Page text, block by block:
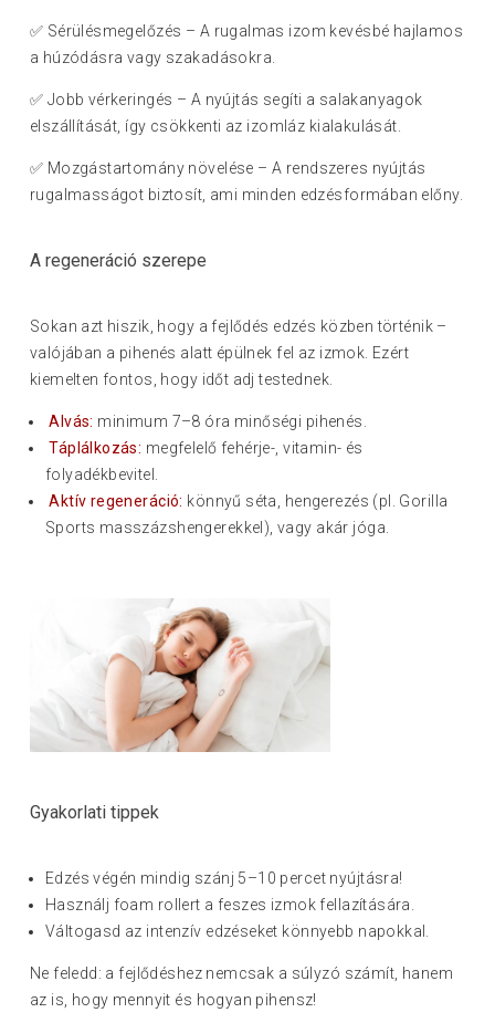
✅ Sérülésmegelőzés – A rugalmas izom kevésbé hajlamos
a húzódásra vagy szakadásokra.
✅ Jobb vérkeringés – A nyújtás segíti a salakanyagok
elszállítását, így csökkenti az izomláz kialakulását.
✅ Mozgástartomány növelése – A rendszeres nyújtás
rugalmasságot biztosít, ami minden edzésformában előny.
A regeneráció szerepe
Sokan azt hiszik, hogy a fejlődés edzés közben történik –
valójában a pihenés alatt épülnek fel az izmok. Ezért
kiemelten fontos, hogy időt adj testednek.
Alvás: minimum 7–8 óra minőségi pihenés.
Táplálkozás: megfelelő fehérje-, vitamin- és
folyadékbevitel.
Aktív regeneráció: könnyű séta, hengerezés (pl. Gorilla
Sports masszázshengerekkel), vagy akár jóga.
Gyakorlati tippek
Edzés végén mindig szánj 5–10 percet nyújtásra!
Használj foam rollert a feszes izmok fellazítására.
Váltogasd az intenzív edzéseket könnyebb napokkal.
Ne feledd: a fejlődéshez nemcsak a súlyzó számít, hanem
az is, hogy mennyit és hogyan pihensz!